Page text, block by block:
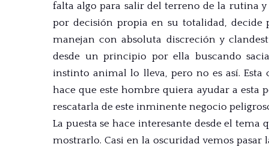
falta algo para salir del terreno de la rutina
por decisión propia en su totalidad,
manejan con absoluta discreción y
desde un principio por ella buscando
instinto animal lo lleva, pero no es así.
hace que este hombre quiera ayudar a esta
rescatarla de este inminente negocio
La puesta se hace interesante desde el
mostrarlo. Casi en la oscuridad vemos